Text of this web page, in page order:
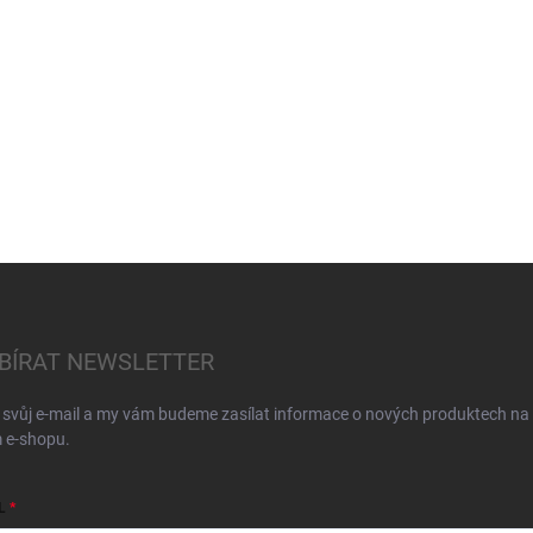
NEWSLETTER
e-mail a my vám budeme zasílat informace o nových produktech na
e-shopu.